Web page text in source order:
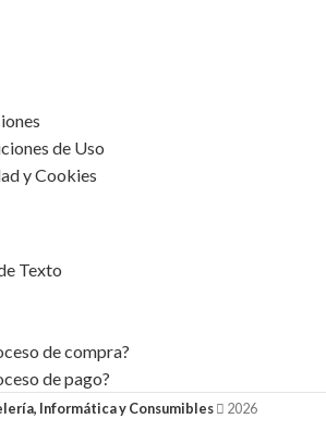
de Uso
y Cookies
Texto
de compra?
de pago?
Informática y Consumibles 2026